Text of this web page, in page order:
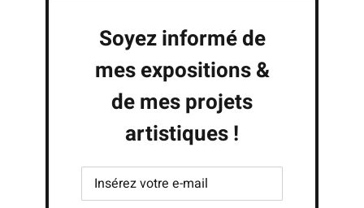
Soyez informé de
mes expositions &
de mes projets
artistiques !